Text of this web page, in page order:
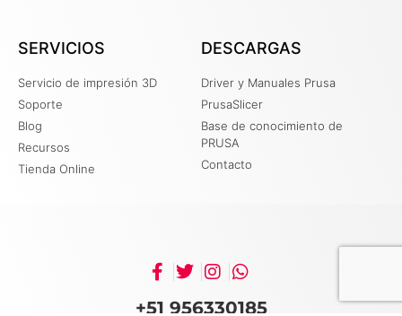
SERVICIOS
Servicio de impresión 3D
Soporte
Blog
Recursos
Tienda Online
DESCARGAS
Driver y Manuales Prusa
PrusaSlicer
Base de conocimiento de
PRUSA
Contacto
+51 956330185